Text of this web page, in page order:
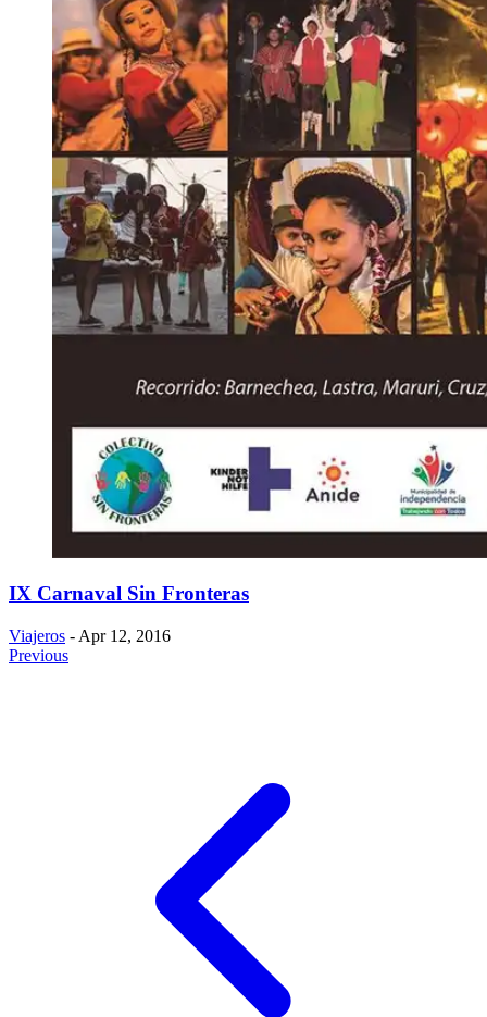
IX Carnaval Sin Fronteras
Viajeros - Apr 12, 2016
Previous